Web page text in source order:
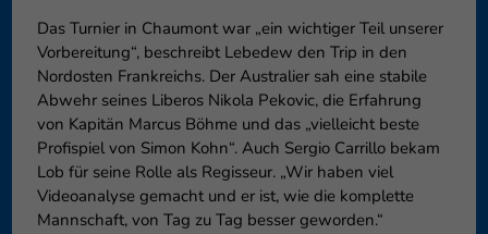
Das Turnier in Chaumont war „ein wichtiger Teil unserer
Vorbereitung“, beschreibt Lebedew den Trip in den
Nordosten Frankreichs. Der Australier sah eine stabile
Abwehr seines Liberos Nikola Pekovic, die Erfahrung
von Kapitän Marcus Böhme und das „vielleicht beste
Profispiel von Simon Kohn“. Auch Sergio Carrillo bekam
Lob für seine Rolle als Regisseur. „Wir haben viel
Videoanalyse gemacht und er ist, wie die komplette
Mannschaft, von Tag zu Tag besser geworden.“